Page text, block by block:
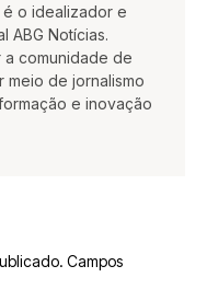
é o idealizador e
ABG Notícias.
comunidade de
meio de jornalismo
e inovação
Campos